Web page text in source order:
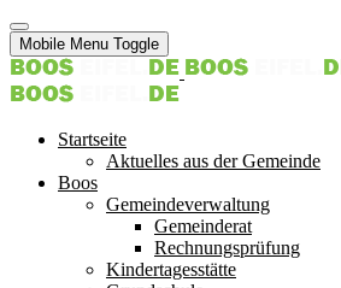
Mobile Menu Toggle
Startseite
Aktuelles aus der Gemeinde
Boos
Gemeindeverwaltung
Gemeinderat
Rechnungsprüfung
Kindertagesstätte